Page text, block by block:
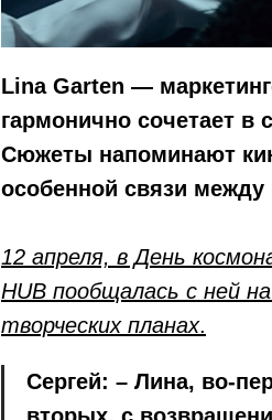
Lina Garten —
гармонично сочетает в
Сюжеты напоминают
особенной связи между
12 апреля, в День
HUB пообщалась с ней
творческих планах.
Сергей: – Лина, во-